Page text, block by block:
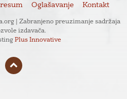
Oglašavanje Kontakt
| Zabranjeno preuzimanje sadržaja
izdavača.
Plus Innovative